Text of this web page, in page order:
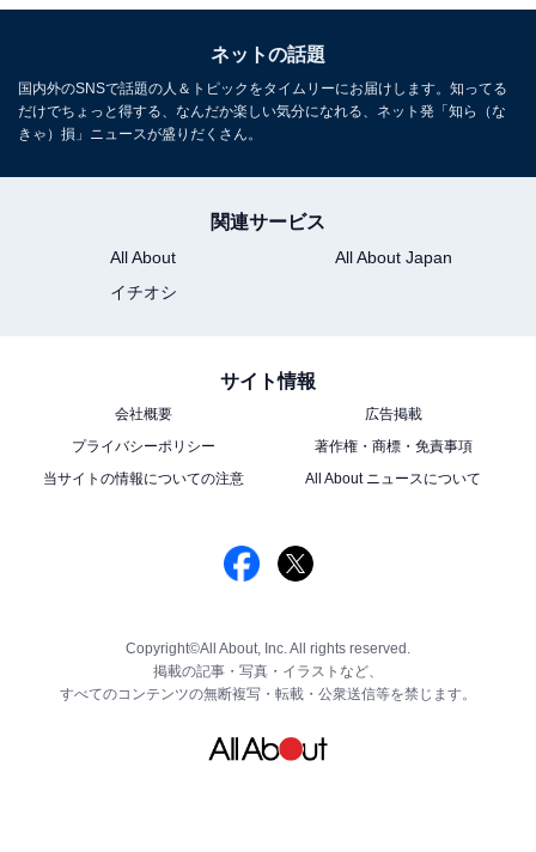
ネットの話題
国内外のSNSで話題の人＆トピックをタイムリーにお届けします。知ってる
だけでちょっと得する、なんだか楽しい気分になれる、ネット発「知ら（な
きゃ）損」ニュースが盛りだくさん。
関連サービス
All About
All About Japan
イチオシ
サイト情報
会社概要
広告掲載
プライバシーポリシー
著作権・商標・免責事項
当サイトの情報についての注意
All About ニュースについて
Copyright©All About, Inc. All rights reserved.
掲載の記事・写真・イラストなど、
すべてのコンテンツの無断複写・転載・公衆送信等を禁じます。